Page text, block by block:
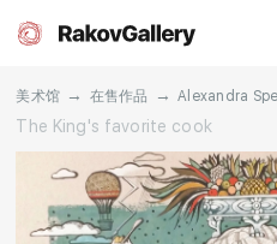
RU EN CN
美术馆 → 在售作品 → Alexandra
The King's favorite cook